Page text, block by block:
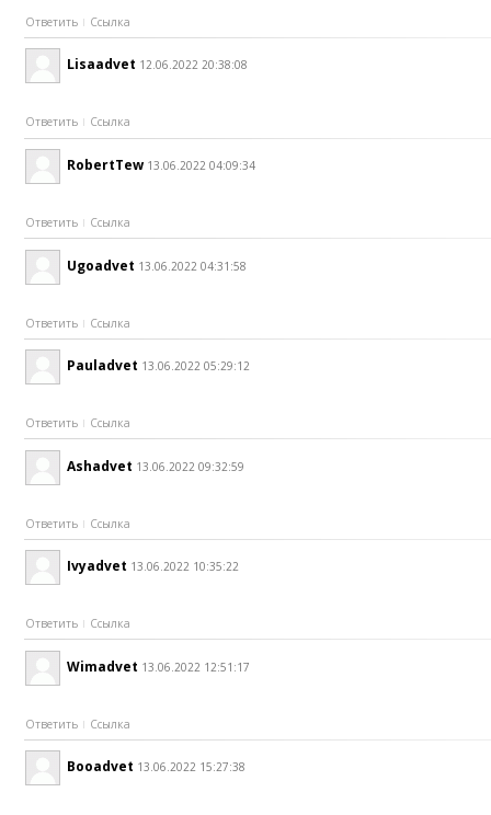
Ответить Ссылка
Lisaadvet 12.06.2022 20:38:08
Ответить Ссылка
RobertTew 13.06.2022 04:09:34
Ответить Ссылка
Ugoadvet 13.06.2022 04:31:58
Ответить Ссылка
Pauladvet 13.06.2022 05:29:12
Ответить Ссылка
Ashadvet 13.06.2022 09:32:59
Ответить Ссылка
Ivyadvet 13.06.2022 10:35:22
Ответить Ссылка
Wimadvet 13.06.2022 12:51:17
Ответить Ссылка
Booadvet 13.06.2022 15:27:38